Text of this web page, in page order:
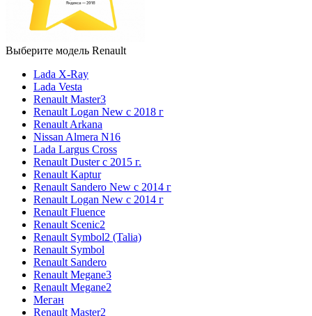
Выберите модель Renault
Lada X-Ray
Lada Vesta
Renault Master3
Renault Logan New с 2018 г
Renault Arkana
Nissan Almera N16
Lada Largus Cross
Renault Duster с 2015 г.
Renault Kaptur
Renault Sandero New с 2014 г
Renault Logan New с 2014 г
Renault Fluence
Renault Scenic2
Renault Symbol2 (Talia)
Renault Symbol
Renault Sandero
Renault Megane3
Renault Megane2
Меган
Renault Master2